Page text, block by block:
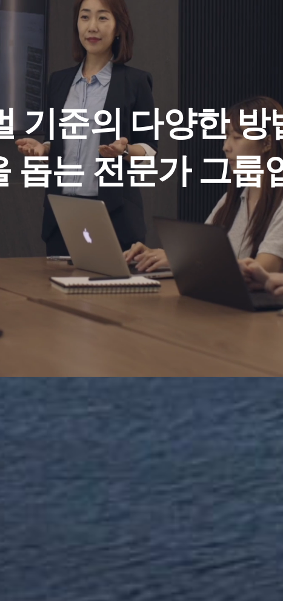
기준의 다양한 방
돕는전문가 그룹